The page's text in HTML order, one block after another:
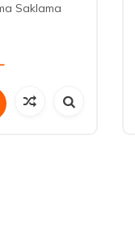
Saklama